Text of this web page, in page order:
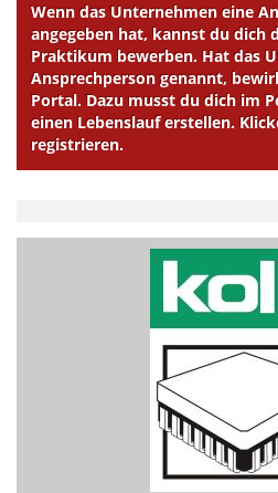
Wenn das Unternehmen eine
angegeben hat, kannst du dich
Praktikum bewerben. Hat das
Ansprechperson genannt,
Portal. Dazu musst du dich im
einen Lebenslauf erstellen.
registrieren.